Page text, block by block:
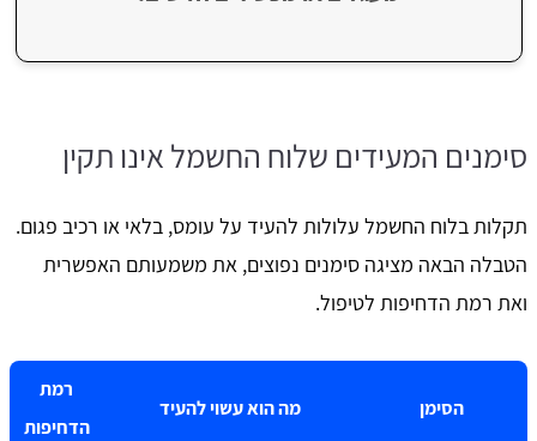
סימנים המעידים שלוח החשמל אינו תקין
תקלות בלוח החשמל עלולות להעיד על עומס, בלאי או רכיב פגום.
הטבלה הבאה מציגה סימנים נפוצים, את משמעותם האפשרית
ואת רמת הדחיפות לטיפול.
הסימן מה הוא עשוי להעיד
רמת
הדחיפות